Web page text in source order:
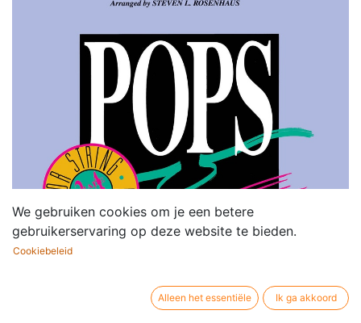
We gebruiken cookies om je een betere
gebruikerservaring op deze website te bieden.
Cookiebeleid
Alleen het essentiële Ik ga akkoord